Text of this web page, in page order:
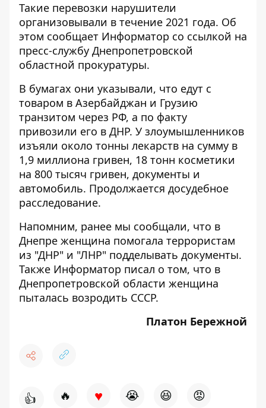
Такие перевозки нарушители
организовывали в течение 2021 года. Об
этом сообщает Информатор со ссылкой на
пресс-службу Днепропетровской
областной прокуратуры.
В бумагах они указывали, что едут с
товаром в Азербайджан и Грузию
транзитом через РФ, а по факту
привозили его в ДНР. У злоумышленников
изъяли около тонны лекарств на сумму в
1,9 миллиона гривен, 18 тонн косметики
на 800 тысяч гривен, документы и
автомобиль. Продолжается досудебное
расследование.
Напомним, ранее мы сообщали, что в
Днепре женщина помогала террористам
из "ДНР" и "ЛНР" подделывать документы.
Также Информатор писал о том, что в
Днепропетровской области женщина
пыталась возродить СССР.
Платон Бережной
👍 🔥 ♥ 😭 😆 😡